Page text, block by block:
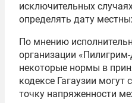
исключительных
определять дату
По мнению
организации
некоторые нормы в
кодексе Гагаузии
точку напряженности